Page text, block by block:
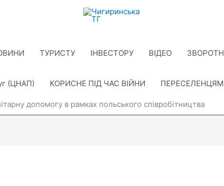
ТУРИСТУ ІНВЕСТОРУ ВІДЕО
(ЦНАП) КОРИСНЕ ПІД ЧАС ВІЙНИ ПЕРЕСЕЛЕНЦЯМ
допомогу в рамках польського співробітництва